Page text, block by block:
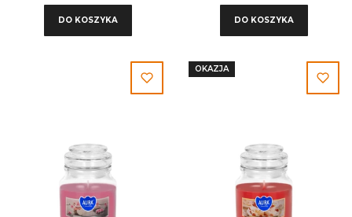
DO KOSZYKA DO KOSZYKA
OKAZJA